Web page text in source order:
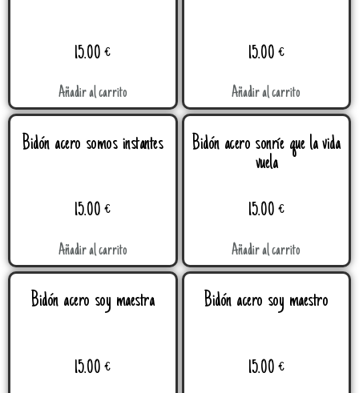
15.00€
Añadir al carrito
15.00 €
Añadir al carrito
Bidón acero somos instantes
15.00€
Añadir al carrito
Bidón acero sonríe que la vida
vuela
15.00 €
Añadir al carrito
Bidón acero soy maestra
15.00€
Bidón acero soy maestro
15.00 €